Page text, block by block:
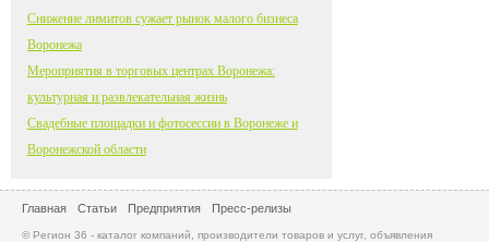
Снижение лимитов сужает рынок малого бизнеса
Воронежа
Мероприятия в торговых центрах Воронежа:
культурная и развлекательная жизнь
Свадебные площадки и фотосессии в Воронеже и
Воронежской области
Главная Статьи Предприятия Пресс-релизы
© Регион 36 - каталог компаний, производители товаров и услуг, объявления